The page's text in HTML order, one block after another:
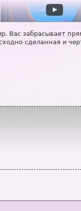
Вас забрасывает
сделанная и